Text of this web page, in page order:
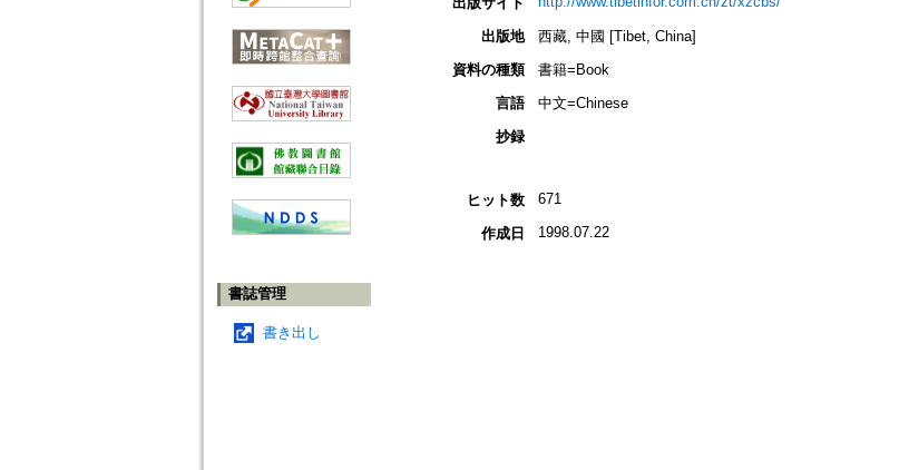
書誌管理
書き出し
出版地
西藏, 中國 [Tibet, China]
資料の種類
書籍=Book
言語
中文=Chinese
抄録
ヒット数 671
作成日 1998.07.22